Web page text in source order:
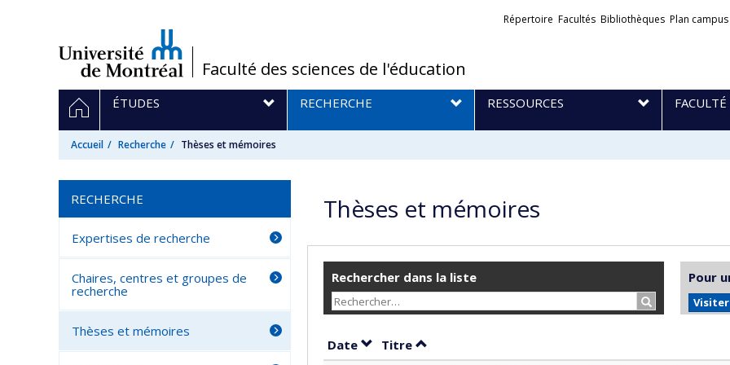
/Faculté des sciences de l'éducation
Liens
Répertoire Facultés Bibliothèques Plan campus
Navigation
principale
ACCUEIL
ÉTUDES RECHERCHE RESSOURCES FACULTÉ
Accueil Recherche Thèses et mémoires
Thèses et mémoires
Rechercher dans la liste
Rechercher…
Pour
Date Trier par date en ordre décroissant
Titre Trier par titre en ordre décroissant
RECHERCHE
Expertises de recherche
Chaires, centres et groupes de
recherche
Thèses et mémoires